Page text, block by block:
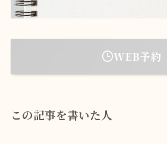
WEB予約
この記事を書いた人